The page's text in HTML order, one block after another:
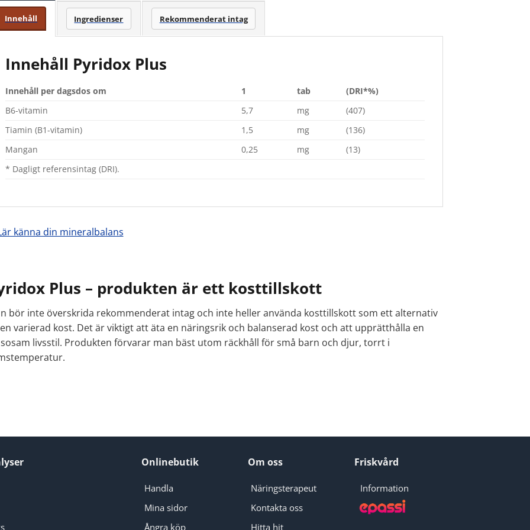
Innehåll Ingredienser Rekommenderat intag
Innehåll Pyridox Plus
Innehåll per dagsdos om 1 tab
(DRI*%)
B6-vitamin
5,7 mg
(407)
Tiamin (B1-vitamin)
1,5 mg
(136)
Mangan
0,25 mg
(13)
* Dagligt referensintag (DRI).
känna din mineralbalans
Plus – produkten är ett kosttillskott
bör inte överskrida rekommenderat intag och inte heller använda kosttillskott som ett alternativ
varierad kost. Det är viktigt att äta en näringsrik och balanserad kost och att upprätthålla en
livsstil. Produkten förvarar man bäst utom räckhåll för små barn och djur, torrt i
Onlinebutik
Handla
Mina sidor
Ångra köp
Om oss
Näringsterapeut
Kontakta oss
Hitta hit
Friskvård
Information